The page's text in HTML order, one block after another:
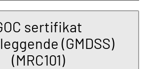
sertifikat
(GMDSS)
(MRC101)